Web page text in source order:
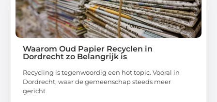
Waarom Oud Papier Recyclen in
Dordrecht zo Belangrijk is
Recycling is tegenwoordig een hot topic. Vooral in
Dordrecht, waar de gemeenschap steeds meer
gericht